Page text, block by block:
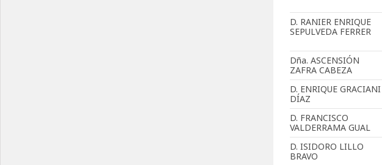
D. RANIER ENRIQUE
SEPULVEDA FERRER
Dña. ASCENSIÓN
ZAFRA CABEZA
D. ENRIQUE GRACIANI
DÍAZ
D. FRANCISCO
VALDERRAMA GUAL
D. ISIDORO LILLO
BRAVO